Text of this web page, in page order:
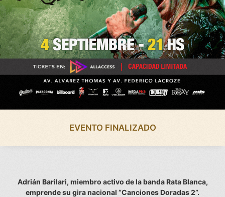
EVENTO FINALIZADO
Adrián Barilari, miembro activo de la banda Rata Blanca,
emprende su gira nacional “Canciones Doradas 2”.